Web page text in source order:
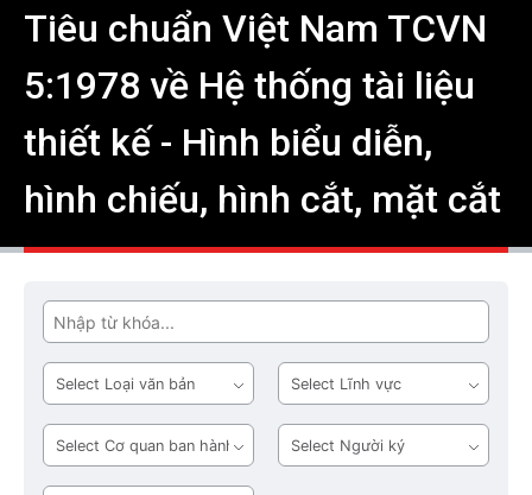
Tiêu chuẩn Việt Nam TCVN
5:1978 về Hệ thống tài liệu
thiết kế - Hình biểu diễn,
hình chiếu, hình cắt, mặt cắt
Tìm
Loại
văn
bản
Lĩnh
vực
Cơ
quan
Người
ký